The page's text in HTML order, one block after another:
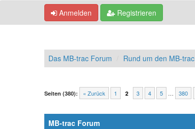
Anmelden Registrieren
Das MB-trac Forum Rund um den MB-trac
Seiten (380): « Zurück 1 2 3 4 5 … 380
MB-trac Forum